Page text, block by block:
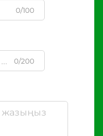
0/100
0/200